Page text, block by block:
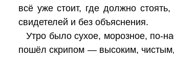
всё уже стоит, где должно
свидетелей и без объяснения.
Утро было сухое, морозное, по-
пошёл скрипом — высоким,